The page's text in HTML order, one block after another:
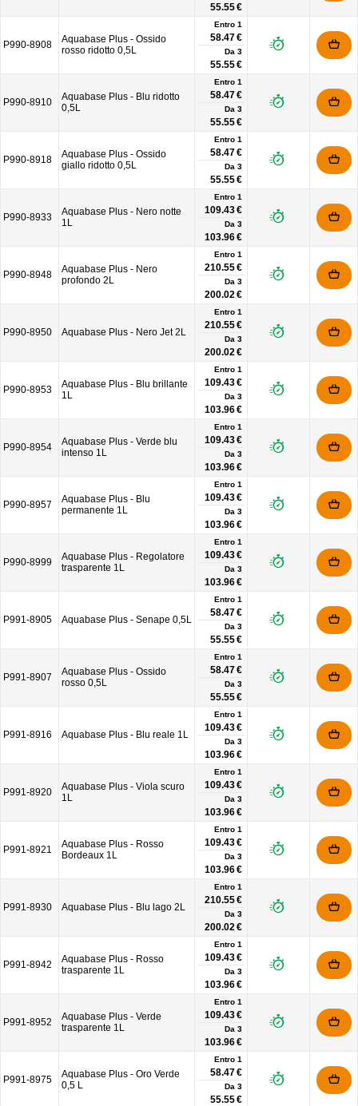
55.55 €
P990-8908
Aquabase Plus - Ossido
rosso ridotto 0,5L
Entro 1
58.47 €
Da 3
55.55 €
P990-8910
Aquabase Plus - Blu ridotto
0,5L
Entro 1
58.47 €
Da 3
55.55 €
P990-8918
Aquabase Plus - Ossido
giallo ridotto 0,5L
Entro 1
58.47 €
Da 3
55.55 €
P990-8933
Aquabase Plus - Nero notte
1L
Entro 1
109.43 €
Da 3
103.96 €
P990-8948
Aquabase Plus - Nero
profondo 2L
Entro 1
210.55 €
Da 3
200.02 €
P990-8950 Aquabase Plus - Nero Jet 2L
Entro 1
210.55 €
Da 3
200.02 €
P990-8953
Aquabase Plus - Blu brillante
1L
Entro 1
109.43 €
Da 3
103.96 €
P990-8954
Aquabase Plus - Verde blu
intenso 1L
Entro 1
109.43 €
Da 3
103.96 €
P990-8957
Aquabase Plus - Blu
permanente 1L
Entro 1
109.43 €
Da 3
103.96 €
P990-8999
Aquabase Plus - Regolatore
trasparente 1L
Entro 1
109.43 €
Da 3
103.96 €
P991-8905 Aquabase Plus - Senape 0,5L
Entro 1
58.47 €
Da 3
55.55 €
P991-8907
Aquabase Plus - Ossido
rosso 0,5L
Entro 1
58.47 €
Da 3
55.55 €
P991-8916 Aquabase Plus - Blu reale 1L
Entro 1
109.43 €
Da 3
103.96 €
P991-8920
Aquabase Plus - Viola scuro
1L
Entro 1
109.43 €
Da 3
103.96 €
P991-8921
Aquabase Plus - Rosso
Bordeaux 1L
Entro 1
109.43 €
Da 3
103.96 €
P991-8930 Aquabase Plus - Blu lago 2L
Entro 1
210.55 €
Da 3
200.02 €
P991-8942
Aquabase Plus - Rosso
trasparente 1L
Entro 1
109.43 €
Da 3
103.96 €
P991-8952
Aquabase Plus - Verde
trasparente 1L
Entro 1
109.43 €
Da 3
103.96 €
P991-8975
Aquabase Plus - Oro Verde
0,5 L
Entro 1
58.47 €
Da 3
55.55 €